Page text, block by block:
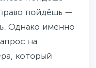
пойдёшь —
Однако именно
на
который